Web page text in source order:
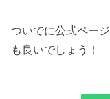
ついでに公式ペー
も良いでしょう！